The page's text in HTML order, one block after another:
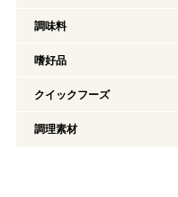
調味料
嗜好品
クイックフーズ
調理素材